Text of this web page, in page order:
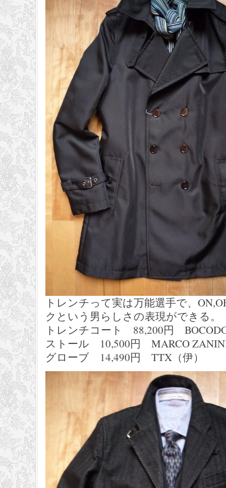
トレンチって実は万能選手で、
クという男らしさの表現ができる。
トレンチコート 88,200円
ストール 10,500円
グローブ 14,490円 TTX（伊）